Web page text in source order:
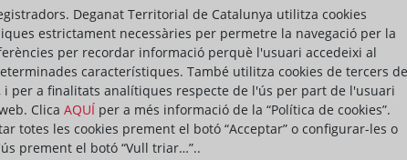
i especialitzada en l'àmbit del dret
pràctics de gran rellevància en
ha estat cuidadosament dissenyat
experiència educativa de qualitat i
exigències del context jurídic
Aquest programa es dirigeix tant a
graduats en dret que desitgin
Deganat Territorial de Catalunya utilitza cookies
estrictament necessàries per permetre la navegació per la
per recordar informació perquè l'usuari accedeixi al
característiques. També utilitza cookies de tercers de
i per a finalitats analítiques respecte de l'ús per part de l'usuari
Clica AQUÍ per a més informació de la “Política de cookies”.
totes les cookies prement el botó “Acceptar” o configurar-les o
prement el botó “Vull triar…”..